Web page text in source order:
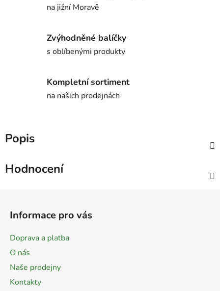
na jižní Moravě
Zvýhodněné balíčky
s oblíbenými produkty
Kompletní sortiment
na našich prodejnách
Popis
Hodnocení
Informace pro vás
Doprava a platba
O nás
Naše prodejny
Kontakty